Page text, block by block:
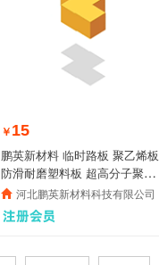
￥ 15
鹏英新材料 临时路板 聚乙烯板
防滑耐磨塑料板 超高分子聚乙
烯 河北鹏英新材料科技有限公司